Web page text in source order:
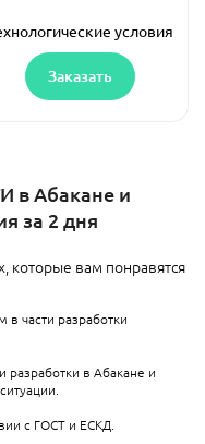
условия
Заказать
в Абакане и
за 2 дня
которые вам понравятся
части разработки
разработки в Абакане и
с ГОСТ и ЕСКД.